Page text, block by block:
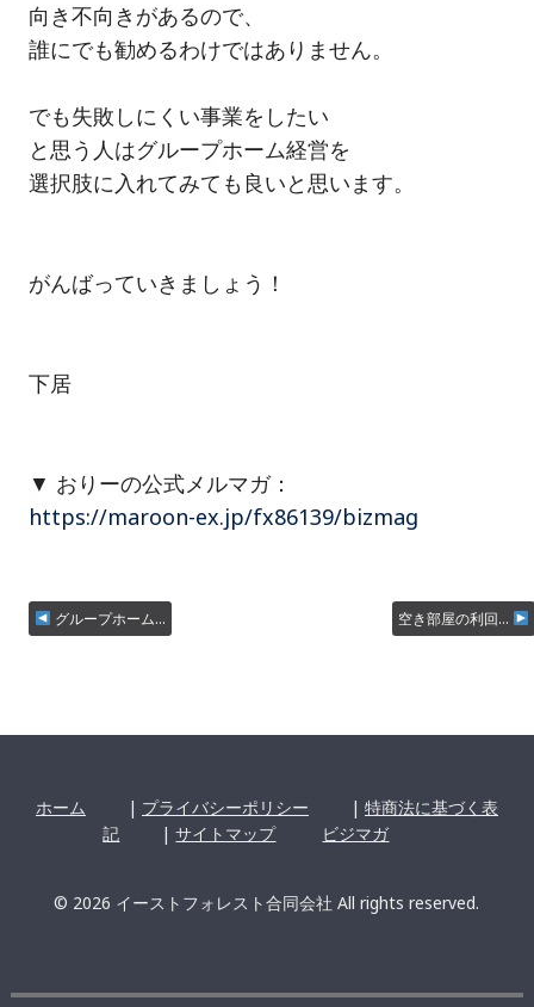
向き不向きがあるので、
誰にでも勧めるわけではありません。
でも失敗しにくい事業をしたい
と思う人はグループホーム経営を
選択肢に入れてみても良いと思います。
がんばっていきましょう！
下居
▼ おりーの公式メルマガ：
https://maroon-ex.jp/fx86139/bizmag
グループホーム… 空き部屋の利回…
ホーム | プライバシーポリシー | 特商法に基づく表
記
|サイトマップ ビジマガ
© 2026 イーストフォレスト合同会社 All rights reserved.